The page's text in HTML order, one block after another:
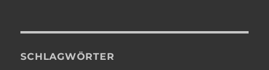
SCHLAGWÖRTER